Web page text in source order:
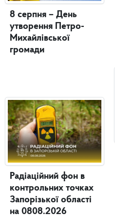
8 серпня – День
утворення Петро-
Михайлівської
громади
Радіаційний фон в
контрольних точках
Запорізької області
на 0808.2026